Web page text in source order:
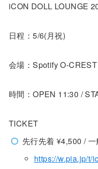
iCON DOLL LOUNGE
日程：5/6(月祝)
会場：Spotify O-CREST
時間：OPEN 11:30 /
TICKET
先行先着 ¥4,500 /
https://w.pia.jp/t/